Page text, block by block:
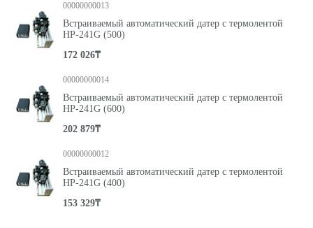
00000000013
Встраиваемый автоматический датер с термолентой
НР-241G (500)
172 026₸
00000000014
Встраиваемый автоматический датер с термолентой
НР-241G (600)
202 879₸
00000000012
Встраиваемый автоматический датер с термолентой
НР-241G (400)
153 329₸